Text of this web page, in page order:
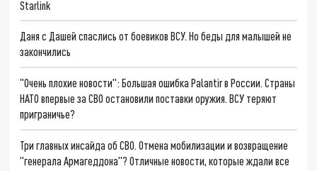
Starlink
Даня с Дашей спаслись от боевиков ВСУ. Но беды для малышей не
закончились
"Очень плохие новости": Большая ошибка Palantir в России. Страны
НАТО впервые за СВО остановили поставки оружия. ВСУ теряют
приграничье?
Три главных инсайда об СВО. Отмена мобилизации и возвращение
"генерала Армагеддона"? Отличные новости, которые ждали все